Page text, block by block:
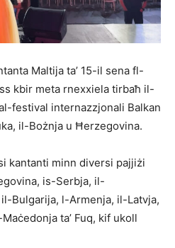
Maltija ta’ 15-il sena fl-
kbir meta rnexxiela tirbaħ il-
festival internazzjonali Balkan
il-Bożnja u Ħerzegovina.
kantanti minn diversi pajjiżi
is-Serbja, il-
Bulgarija, l-Armenja, il-Latvja,
ta’ Fuq, kif ukoll